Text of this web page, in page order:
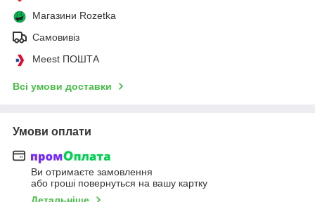
Магазини Rozetka
Самовивіз
Meest ПОШТА
Всі умови доставки
Умови оплати
Ви отримаєте замовлення
або гроші повернуться на вашу картку